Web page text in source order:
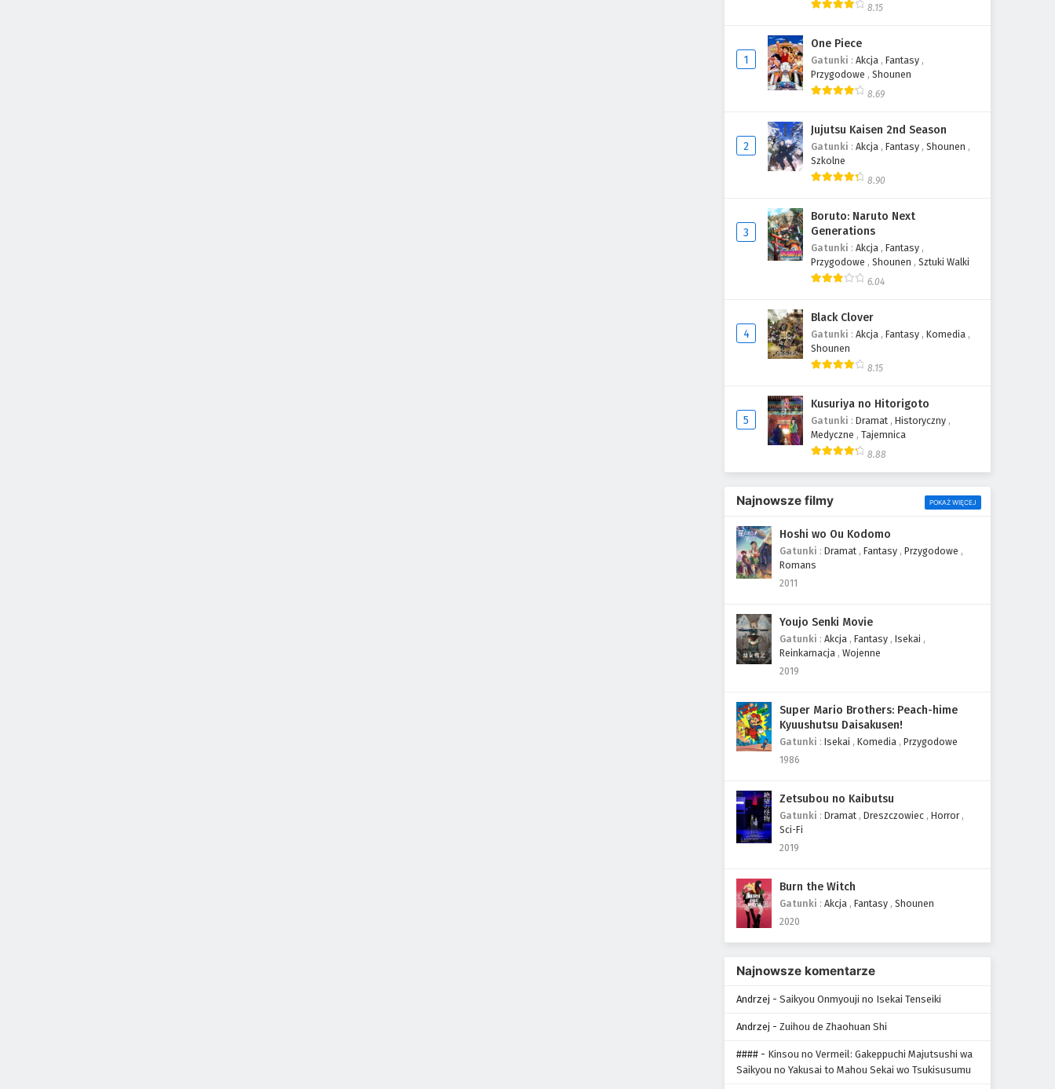
8.15
1
One Piece
Gatunki : Akcja , Fantasy ,
Przygodowe , Shounen
8.69
2
Jujutsu Kaisen 2nd Season
Gatunki : Akcja , Fantasy , Shounen ,
Szkolne
8.90
3
Boruto: Naruto Next
Generations
Gatunki : Akcja , Fantasy ,
Przygodowe , Shounen , Sztuki Walki
6.04
4
Black Clover
Gatunki : Akcja , Fantasy , Komedia ,
Shounen
8.15
5
Kusuriya no Hitorigoto
Gatunki : Dramat , Historyczny ,
Medyczne , Tajemnica
8.88
Najnowsze filmy POKAŻ WIĘCEJ
Hoshi wo Ou Kodomo
Gatunki : Dramat , Fantasy , Przygodowe ,
Romans
2011
Youjo Senki Movie
Gatunki : Akcja , Fantasy , Isekai ,
Reinkarnacja , Wojenne
2019
Super Mario Brothers: Peach-hime
Kyuushutsu Daisakusen!
Gatunki : Isekai , Komedia , Przygodowe
1986
Zetsubou no Kaibutsu
Gatunki : Dramat , Dreszczowiec , Horror ,
Sci-Fi
2019
Burn the Witch
Gatunki : Akcja , Fantasy , Shounen
2020
Najnowsze komentarze
Andrzej - Saikyou Onmyouji no Isekai Tenseiki
Andrzej - Zuihou de Zhaohuan Shi
#### - Kinsou no Vermeil: Gakeppuchi Majutsushi wa
Saikyou no Yakusai to Mahou Sekai wo Tsukisusumu